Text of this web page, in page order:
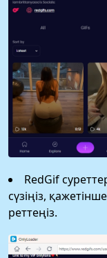
RedGif
сүзіңіз,
реттеңіз.